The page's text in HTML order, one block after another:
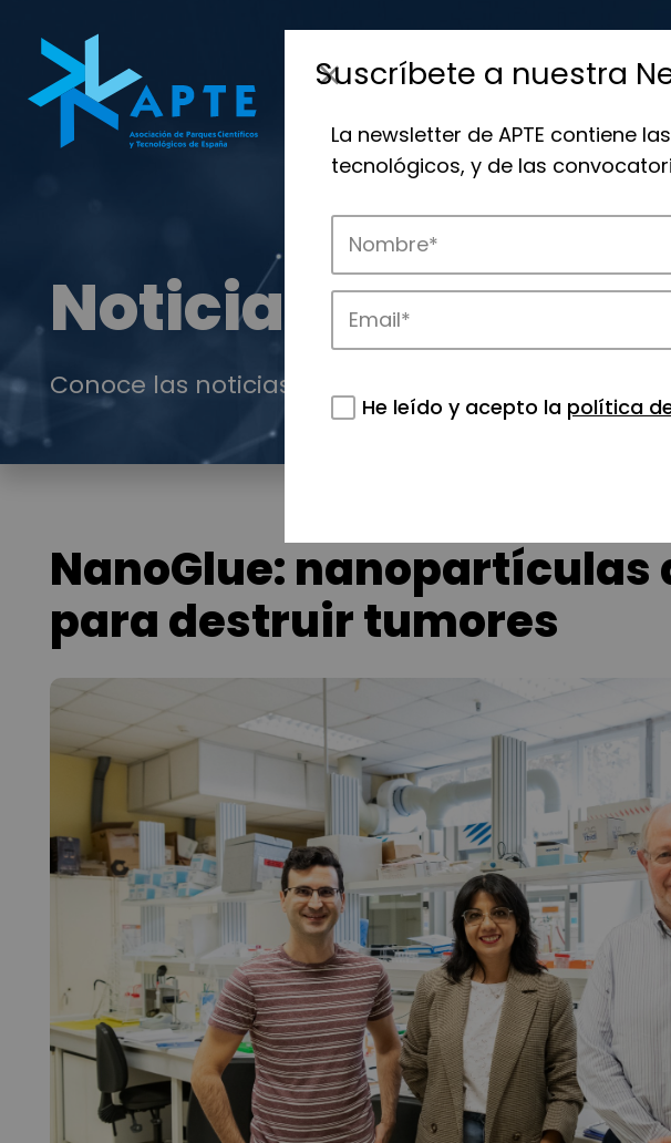
Noticias
Conoce las noticias más destacadas de APTE y
NanoGlue: nanopartículas
para destruir tumores
Suscríbete a nuestra
La newsletter de APTE contiene
tecnológicos, y de las
He leído y acepto la política